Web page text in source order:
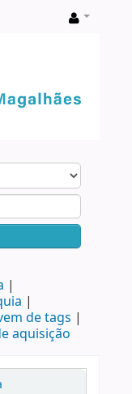
de tags
aquisição